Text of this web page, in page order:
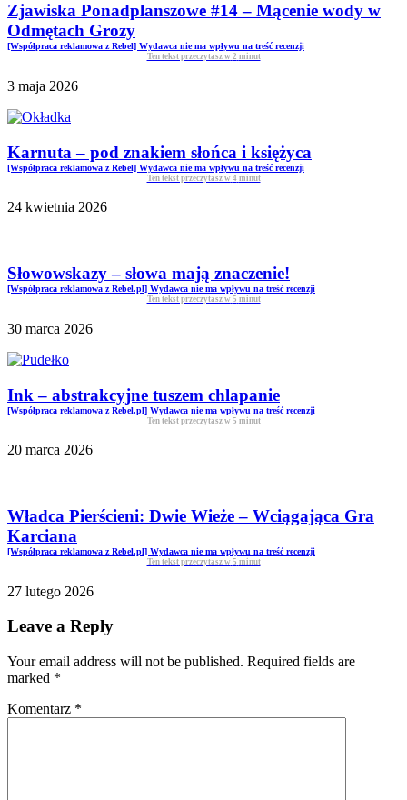
Zjawiska Ponadplanszowe #14 – Mącenie wody w
Odmętach Grozy
[Współpraca reklamowa z Rebel] Wydawca nie ma wpływu na treść recenzji
Ten tekst przeczytasz w 2 minut
3 maja 2026
Karnuta – pod znakiem słońca i księżyca
[Współpraca reklamowa z Rebel] Wydawca nie ma wpływu na treść recenzji
Ten tekst przeczytasz w 4 minut
24 kwietnia 2026
Słowowskazy – słowa mają znaczenie!
[Współpraca reklamowa z Rebel.pl] Wydawca nie ma wpływu na treść recenzji
Ten tekst przeczytasz w 5 minut
30 marca 2026
Ink – abstrakcyjne tuszem chlapanie
[Współpraca reklamowa z Rebel.pl] Wydawca nie ma wpływu na treść recenzji
Ten tekst przeczytasz w 5 minut
20 marca 2026
Władca Pierścieni: Dwie Wieże – Wciągająca Gra
Karciana
[Współpraca reklamowa z Rebel.pl] Wydawca nie ma wpływu na treść recenzji
Ten tekst przeczytasz w 5 minut
27 lutego 2026
Leave a Reply
Your email address will not be published. Required fields are
marked *
Komentarz *